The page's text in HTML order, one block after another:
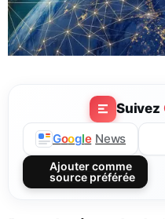
Suivez
Google News
Ajouter comme
source préférée